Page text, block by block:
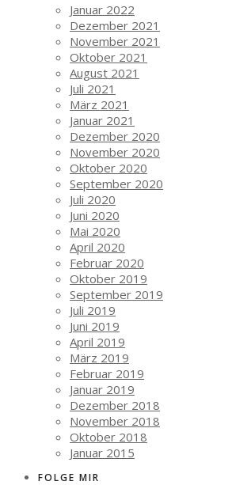
Januar 2022
Dezember 2021
November 2021
Oktober 2021
August 2021
Juli 2021
März 2021
Januar 2021
Dezember 2020
November 2020
Oktober 2020
September 2020
Juli 2020
Juni 2020
Mai 2020
April 2020
Februar 2020
Oktober 2019
September 2019
Juli 2019
Juni 2019
April 2019
März 2019
Februar 2019
Januar 2019
Dezember 2018
November 2018
Oktober 2018
Januar 2015
FOLGE MIR